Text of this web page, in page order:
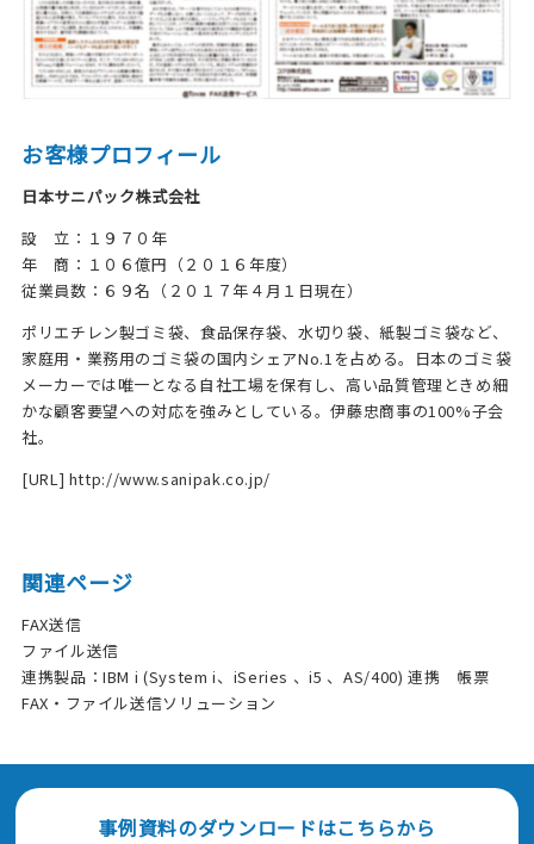
お客様プロフィール
日本サニパック株式会社
設 立：１９７０年
年 商：１０６億円（２０１６年度）
従業員数：６９名（２０１７年４月１日現在）
ポリエチレン製ゴミ袋、食品保存袋、水切り袋、紙製ゴミ袋など、
家庭用・業務用のゴミ袋の国内シェアNo.1を占める。日本のゴミ袋
メーカーでは唯一となる自社工場を保有し、高い品質管理ときめ細
かな顧客要望への対応を強みとしている。伊藤忠商事の100%子会
社。
[URL] http://www.sanipak.co.jp/
関連ページ
FAX送信
ファイル送信
連携製品：IBM i (System i、iSeries 、i5 、AS/400) 連携 帳票
FAX・ファイル送信ソリューション
事例資料のダウンロードはこちらから